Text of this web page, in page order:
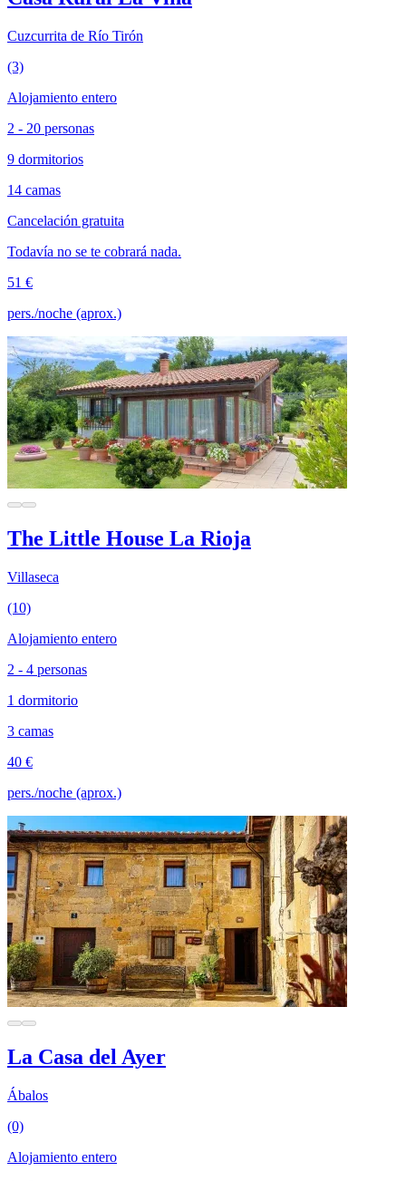
Cuzcurrita de Río Tirón
(3)
Alojamiento entero
2 - 20 personas
9 dormitorios
14 camas
Cancelación gratuita
Todavía no se te cobrará nada.
51 €
pers./noche (aprox.)
The Little House La Rioja
Villaseca
(10)
Alojamiento entero
2 - 4 personas
1 dormitorio
3 camas
40 €
pers./noche (aprox.)
La Casa del Ayer
Ábalos
(0)
Alojamiento entero